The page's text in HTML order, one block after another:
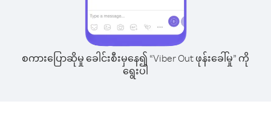
စကားပြောဆိုမှု ခေါင်းစီးမှနေ၍ “Viber Out ဖုန်းခေါ်မှု” ကို
ရွေးပါ